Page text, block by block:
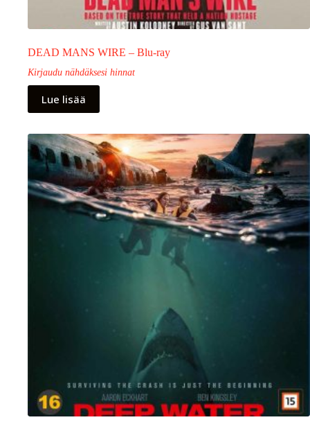
DEAD MANS WIRE – Blu-ray
Kirjaudu nähdäksesi hinnat
Lue lisää